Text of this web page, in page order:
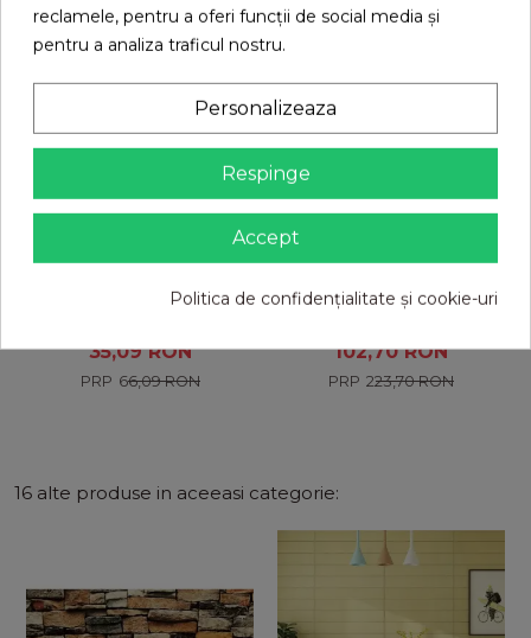
S-ar putea sa-ti placa
Tapet autoadeziv
spuma moale 3D
35,09 RON
66,09 RON
Set 5 Buc Tapet
caramida), 70*77cm,
Alb
102,70 RON
223,70 RON
16 alte produse in aceeasi categorie:
reclamele, pentru a oferi funcții de social media și
pentru a analiza traficul nostru.
Personalizeaza
Respinge
Accept
Politica de confidențialitate și cookie-uri